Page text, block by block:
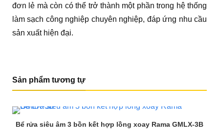
đơn lẻ mà còn có thể trở thành một phần trong hệ thống
làm sạch công nghiệp chuyên nghiệp, đáp ứng nhu cầu
sản xuất hiện đại.
Sản phẩm tương tự
Bể rửa siêu âm 3 bồn kết hợp lồng xoay Rama GMLX-3B